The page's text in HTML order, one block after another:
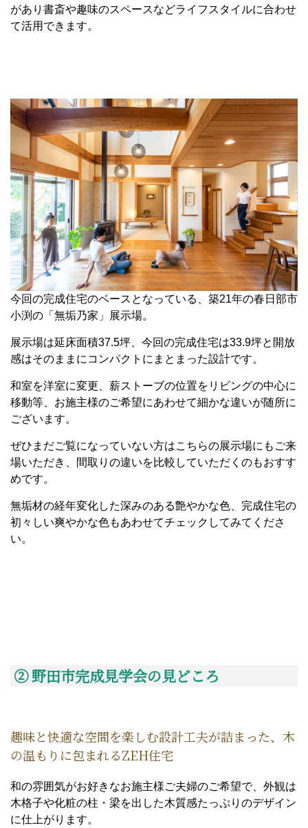
があり書斎や趣味のスペースなどライフスタイルに合わせ
て活用できます。
今回の完成住宅のベースとなっている、築21年の春日部市
小渕の「無垢乃家」展示場。
展示場は延床面積37.5坪、今回の完成住宅は33.9坪と開放
感はそのままにコンパクトにまとまった設計です。
和室を洋室に変更、薪ストーブの位置をリビングの中心に
移動等、お施主様のご希望にあわせて細かな違いが随所に
ございます。
ぜひまだご覧になっていない方はこちらの展示場にもご来
場いただき、間取りの違いを比較していただくのもおすす
めです。
無垢材の経年変化した深みのある艶やかな色、完成住宅の
初々しい爽やかな色もあわせてチェックしてみてくださ
い。
② 野田市完成見学会の見どころ
趣味と快適な空間を楽しむ設計工夫が詰まった、木
の温もりに包まれるZEH住宅
和の雰囲気がお好きなお施主様ご夫婦のご希望で、外観は
木格子や化粧の柱・梁を出した木質感たっぷりのデザイン
に仕上がります。